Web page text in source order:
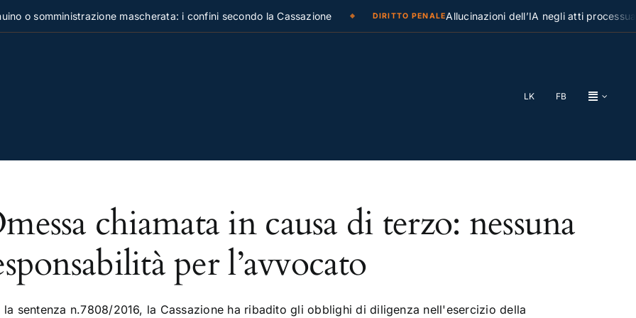
o somministrazione mascherata: i confini secondo la Cassazione DIRITTO PENALEAllucinazioni dell’IA negli atti
LK FB
chiamata in causa di terzo: nessuna
per l’avvocato
la sentenza n.7808/2016, la Cassazione ha ribadito gli obblighi di diligenza nell'esercizio della